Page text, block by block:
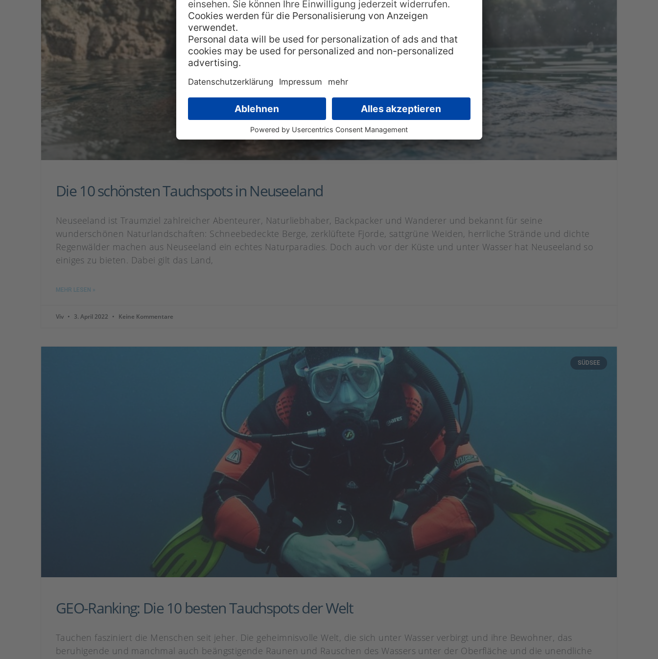
Die 10 schönsten Tauchspots in Neuseeland
Neuseeland ist Traumziel zahlreicher Abenteurer, Naturliebhaber, Backpacker und Wanderer und bekannt für seine
wunderschönen Naturlandschaften: Schneebedeckte Berge, zerklüftete Fjorde, sattgrüne Weiden, herrliche Strände und dichte
Regenwälder machen aus Neuseeland ein echtes Naturparadies. Doch auch vor der Küste und unter Wasser hat Neuseeland so
einiges zu bieten. Dabei gilt das Land,
MEHR LESEN »
Viv 3. April 2022 Keine Kommentare
SÜDSEE
GEO-Ranking: Die 10 besten Tauchspots der Welt
Tauchen fasziniert die Menschen seit jeher. Die geheimnisvolle Welt, die sich unter Wasser verbirgt und ihre Bewohner, das
beruhigende und manchmal auch beängstigende Raunen und Rauschen des Wassers unter der Oberfläche und die unendliche